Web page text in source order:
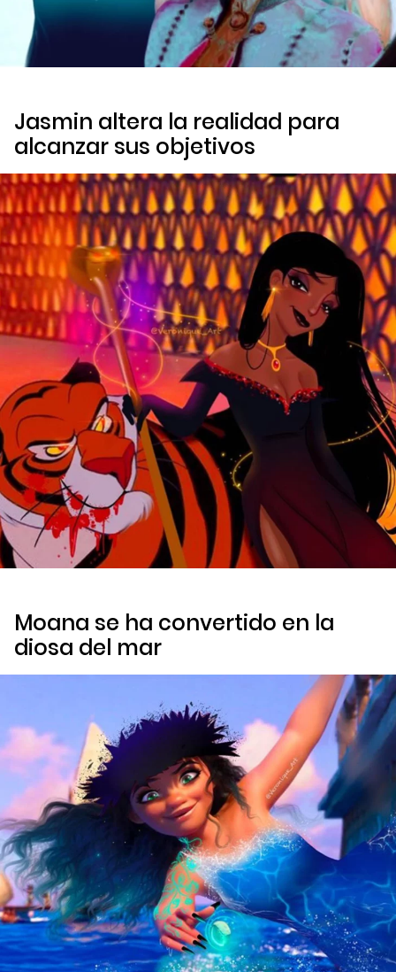
Jasmin altera la realidad para
alcanzar sus objetivos
Moana se ha convertido en la
diosa del mar